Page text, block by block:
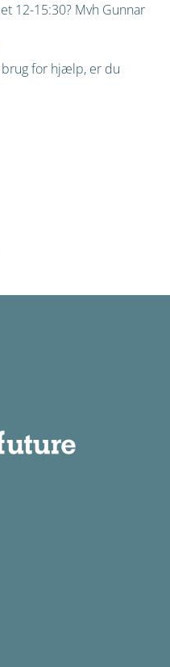
12-15:30? Mvh Gunnar
brug for hjælp, er du